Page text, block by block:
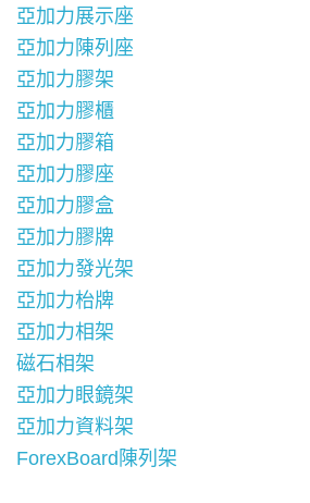
亞加力展示座
亞加力陳列座
亞加力膠架
亞加力膠櫃
亞加力膠箱
亞加力膠座
亞加力膠盒
亞加力膠牌
亞加力發光架
亞加力枱牌
亞加力相架
磁石相架
亞加力眼鏡架
亞加力資料架
ForexBoard陳列架